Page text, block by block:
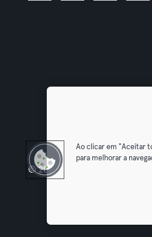
© 2026 Urban Sports Group
Ao clicar em "Aceitar
para melhorar a